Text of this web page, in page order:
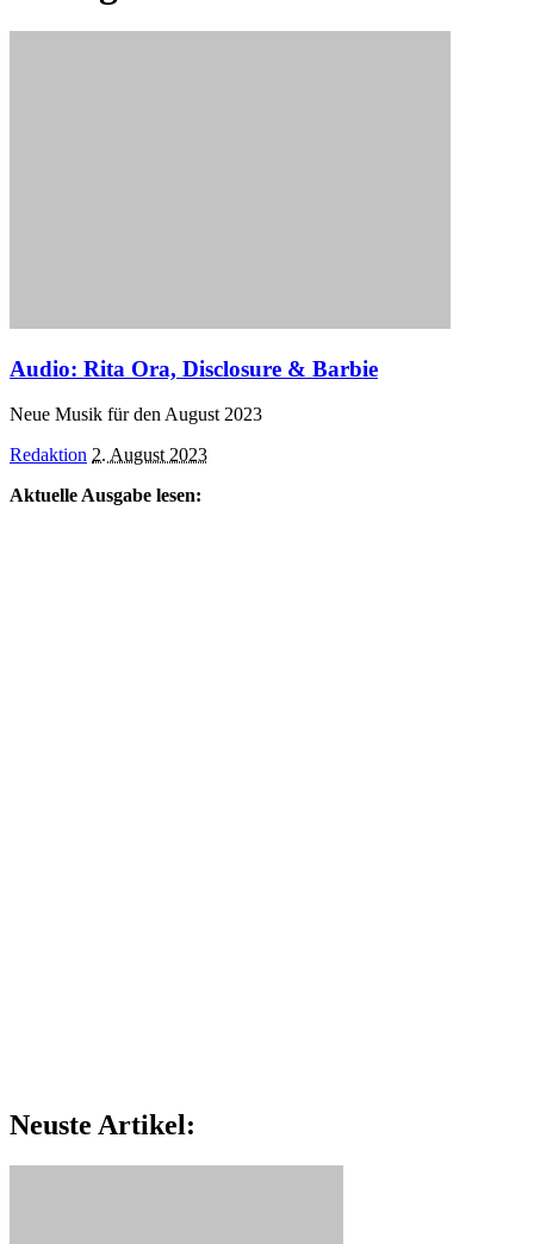
Audio: Rita Ora, Disclosure & Barbie
Neue Musik für den August 2023
Posted
Redaktion 2. August 2023
Aktuelle Ausgabe lesen:
Neuste Artikel: